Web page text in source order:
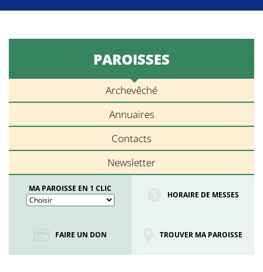
PAROISSES
Archevêché
Annuaires
Contacts
Newsletter
MA PAROISSE EN 1 CLIC
HORAIRE DE MESSES
FAIRE UN DON TROUVER MA PAROISSE